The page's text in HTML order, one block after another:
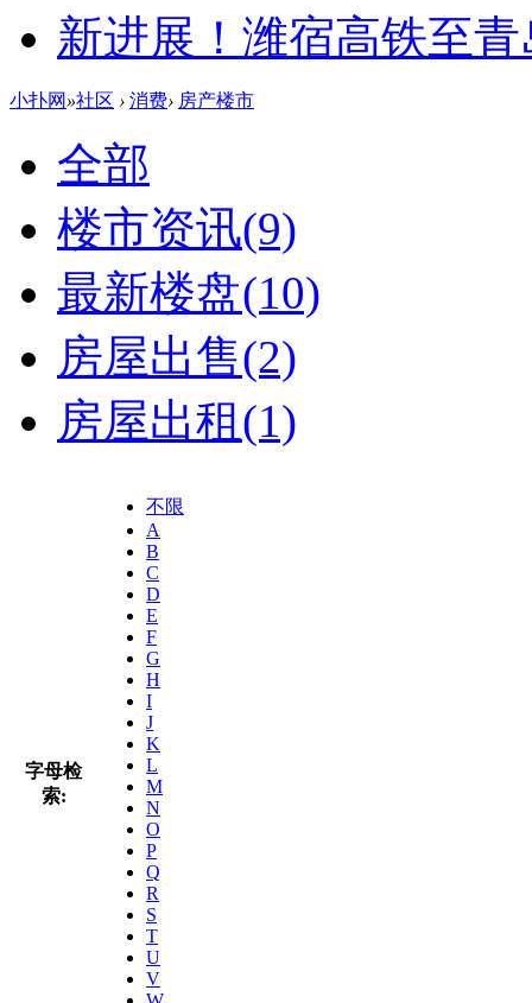
新进展！潍宿高铁至
小扑网 »社区 › 消费› 房产楼市
全部
楼市资讯(9)
最新楼盘(10)
房屋出售(2)
房屋出租(1)
字母检
索:
不限
A
B
C
D
E
F
G
H
I
J
K
L
M
N
O
P
Q
R
S
T
U
V